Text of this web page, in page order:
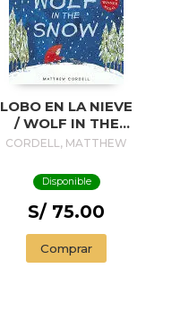
LOBO EN LA NIEVE
/ WOLF IN THE
SNOW
CORDELL, MATTHEW
Disponible
S/ 75.00
Comprar